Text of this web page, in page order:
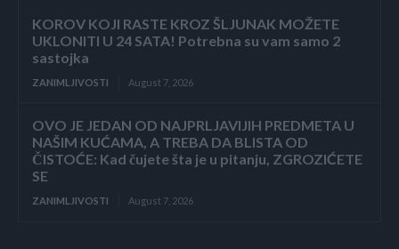
KOROV KOJI RASTE KROZ ŠLJUNAK MOŽETE
UKLONITI U 24 SATA! Potrebna su vam samo 2
sastojka
ZANIMLJIVOSTI August 7, 2026
OVO JE JEDAN OD NAJPRLJAVIJIH PREDMETA U
NAŠIM KUĆAMA, A TREBA DA BLISTA OD
ČISTOĆE: Kad čujete šta je u pitanju, ZGROZIĆETE
SE
ZANIMLJIVOSTI August 7, 2026